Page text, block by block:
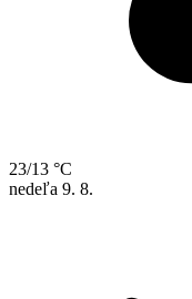
23/13 °C
nedeľa 9. 8.